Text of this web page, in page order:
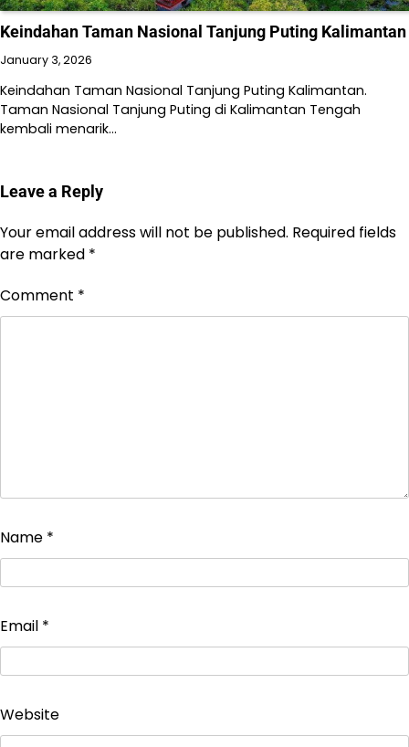
Keindahan Taman Nasional Tanjung Puting Kalimantan
January 3, 2026
Keindahan Taman Nasional Tanjung Puting Kalimantan.
Taman Nasional Tanjung Puting di Kalimantan Tengah
kembali menarik…
Leave a Reply
Your email address will not be published. Required fields
are marked *
Comment *
Name *
Email *
Website